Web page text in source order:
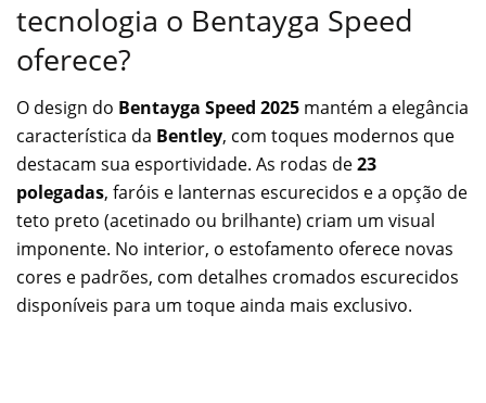
tecnologia o Bentayga Speed
oferece?
O design do Bentayga Speed 2025 mantém a elegância
característica da Bentley, com toques modernos que
destacam sua esportividade. As rodas de23
polegadas, faróis e lanternas escurecidos e a opção de
teto preto (acetinado ou brilhante) criam um visual
imponente. No interior, o estofamento oferece novas
cores e padrões, com detalhes cromados escurecidos
disponíveis para um toque ainda mais exclusivo.